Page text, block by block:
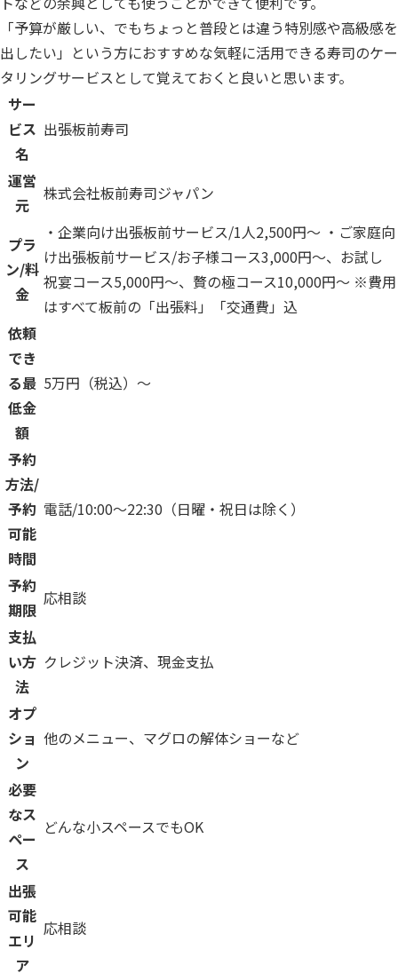
「予算が厳しい、でもちょっと普段とは違う特別感や高級感を
出したい」という方におすすめな気軽に活用できる寿司のケー
タリングサービスとして覚えておくと良いと思います。
サー
ビス
名
出張板前寿司
運営
元
株式会社板前寿司ジャパン
プラ
ン/料
金
・企業向け出張板前サービス/1人2,500円〜 ・ご家庭向
け出張板前サービス/お子様コース3,000円〜、お試し
祝宴コース5,000円〜、贅の極コース10,000円〜 ※費用
はすべて板前の「出張料」「交通費」込
依頼
でき
る最
低金
額
5万円（税込）〜
予約
方法/
予約
可能
時間
電話/10:00〜22:30（日曜・祝日は除く）
予約
期限
応相談
支払
い方
法
クレジット決済、現金支払
オプ
ショ
ン
他のメニュー、マグロの解体ショーなど
必要
なス
ペー
ス
どんな小スペースでもOK
出張
可能
エリ
ア
応相談